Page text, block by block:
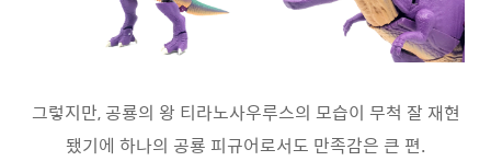
그렇지만, 공룡의 왕 티라노사우루스의 모습이 무척 잘 재현
됐기에 하나의 공룡 피규어로서도 만족감은 큰 편.